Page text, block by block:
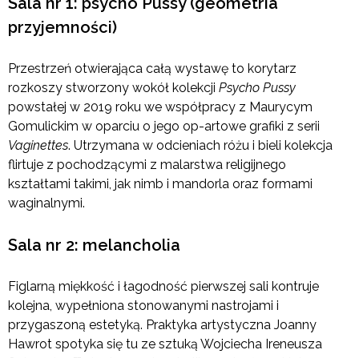
przyjemności)
Przestrzeń otwierająca całą wystawę to korytarz
rozkoszy stworzony wokół kolekcji Psycho Pussy
powstałej w 2019 roku we współpracy z Maurycym
Gomulickim w oparciu o jego op-artowe grafiki z serii
Vaginettes. Utrzymana w odcieniach różu i bieli kolekcja
flirtuje z pochodzącymi z malarstwa religijnego
kształtami takimi, jak nimb i mandorla oraz formami
waginalnymi.
Sala nr 2: melancholia
Figlarną miękkość i łagodność pierwszej sali kontruje
kolejna, wypełniona stonowanymi nastrojami i
przygaszoną estetyką. Praktyka artystyczna Joanny
Hawrot spotyka się tu ze sztuką Wojciecha Ireneusza